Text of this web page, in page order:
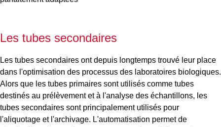
Les tubes secondaires
Les tubes secondaires ont depuis longtemps trouvé leur place
dans l'optimisation des processus des laboratoires biologiques.
Alors que les tubes primaires sont utilisés comme tubes
destinés au prélèvement et à l'analyse des échantillons, les
tubes secondaires sont principalement utilisés pour
l'aliquotage et l'archivage. L'automatisation permet de